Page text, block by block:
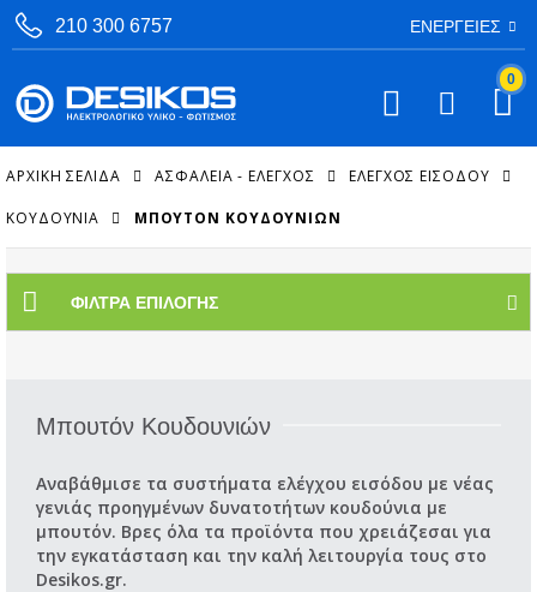
210 300 6757 ΕΝΈΡΓΕΙΕΣ
0
ΑΡΧΙΚΉ ΣΕΛΊΔΑ ΑΣΦΑΛΕΙΑ - ΕΛΕΓΧΟΣ ΈΛΕΓΧΟΣ ΕΙΣΌΔΟΥ
ΚΟΥΔΟΎΝΙΑ ΜΠΟΥΤΌΝ ΚΟΥΔΟΥΝΙΏΝ
ΦΊΛΤΡΑ ΕΠΙΛΟΓΉΣ
Μπουτόν Κουδουνιών
Αναβάθμισε τα συστήματα ελέγχου εισόδου με νέας
γενιάς προηγμένων δυνατοτήτων κουδούνια με
μπουτόν. Βρες όλα τα προϊόντα που χρειάζεσαι για
την εγκατάσταση και την καλή λειτουργία τους στο
Desikos.gr.